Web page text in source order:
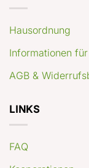
Hausordnung
Informationen
AGB &
LINKS
FAQ